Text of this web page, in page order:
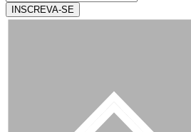
INSCREVA-SE